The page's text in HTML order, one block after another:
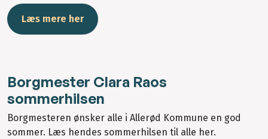
Læs mere her
Borgmester Clara Raos
sommerhilsen
Borgmesteren ønsker alle i Allerød Kommune en god
sommer. Læs hendes sommerhilsen til alle her.